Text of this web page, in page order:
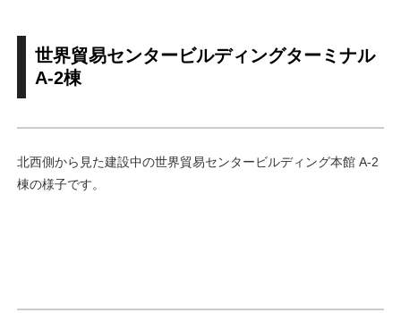
世界貿易センタービルディングターミナル
A-2棟
北西側から見た建設中の世界貿易センタービルディング本館 A-2
棟の様子です。